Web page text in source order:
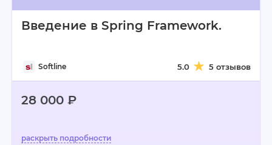
Введение в Spring Framework.
Softline 5.0 5 отзывов
28 000 ₽